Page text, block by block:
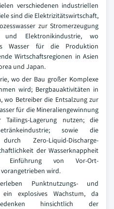
verschiedenen industriellen
sind die Elektrizitätswirtschaft,
zur Stromerzeugung
Elektronikindustrie, wo
Wasser für die Produktion
Wirtschaftsregionen in Asien
und Japan.
wo der Bau großer Komplexe
wird; Bergbauaktivitäten in
wo Betreiber die Entsalzung zur
für die Mineraliengewinnung
Lagerung nutzen; die
sowie die
Zero-Liquid-Discharge-
der Wasserknappheit
von Vor-Ort-
wird.
Punktnutzungs- und
explosives Wachstum, da
hinsichtlich der